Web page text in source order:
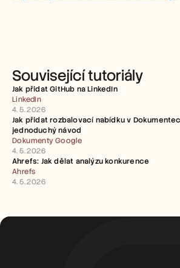
Související tutoriály
Jak přidat GitHub na LinkedIn
LinkedIn
4. 5. 2026
Jak přidat rozbalovací nabídku v
jednoduchý návod
Dokumenty Google
4. 5. 2026
Ahrefs: Jak dělat analýzu konkurence
Ahrefs
4. 5. 2026